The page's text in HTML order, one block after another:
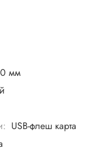
мм
USB-флеш карта